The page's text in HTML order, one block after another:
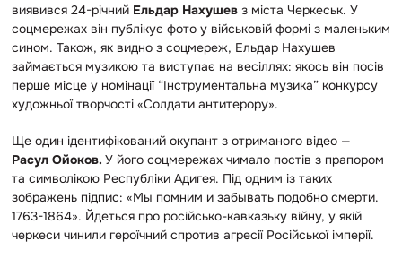
виявився 24-річний Ельдар Нахушев з міста Черкеськ. У
соцмережах він публікує фото у військовій формі з маленьким
сином. Також, як видно з соцмереж, Ельдар Нахушев
займається музикою та виступає на весіллях: якось він посів
перше місце у номінації “Інструментальна музика” конкурсу
художньої творчості «Солдати антитерору».
Ще один ідентифікований окупант з отриманого відео —
Расул Ойоков. У його соцмережах чимало постів з прапором
та символікою Республіки Адигея. Під одним із таких
зображень підпис: «Мы помним и забывать подобно смерти.
1763-1864». Йдеться про російсько-кавказьку війну, у якій
черкеси чинили героїчний спротив агресії Російської імперії.